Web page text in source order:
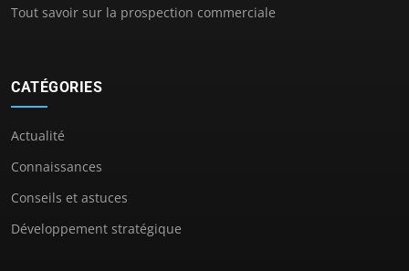
Tout savoir sur la prospection commerciale
CATÉGORIES
Actualité
Connaissances
Conseils et astuces
Développement stratégique